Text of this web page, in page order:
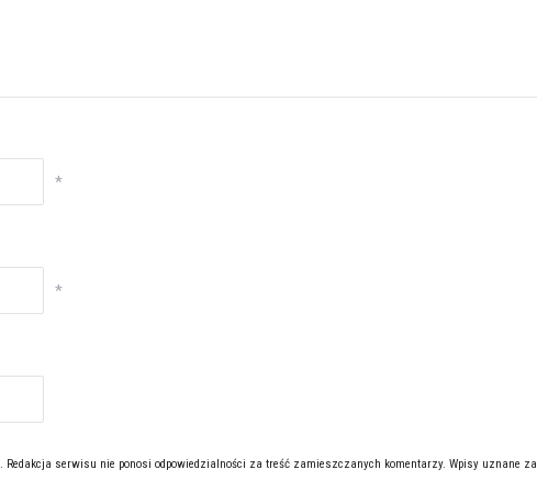
*
*
. Redakcja serwisu nie ponosi odpowiedzialności za treść zamieszczanych komentarzy. Wpisy uznane za